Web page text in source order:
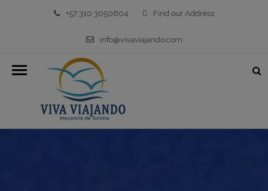
+57 310 3050604 Find our Address
info@vivaviajando.com